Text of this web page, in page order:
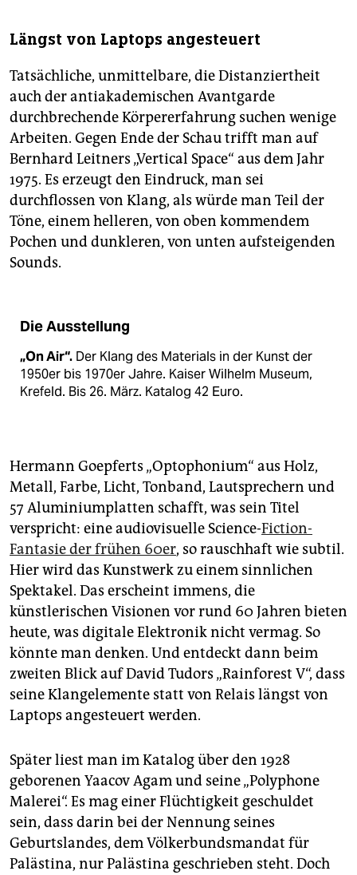
Längst von Laptops angesteuert
Tatsächliche, unmittelbare, die Distanziertheit
auch der antiakademischen Avantgarde
durchbrechende Körpererfahrung suchen wenige
Arbeiten. Gegen Ende der Schau trifft man auf
Bernhard Leitners „Vertical Space“ aus dem Jahr
1975. Es erzeugt den Eindruck, man sei
durchflossen von Klang, als würde man Teil der
Töne, einem helleren, von oben kommendem
Pochen und dunkleren, von unten aufsteigenden
Sounds.
Die Ausstellung
„On Air“. Der Klang des Materials in der Kunst der
1950er bis 1970er Jahre. Kaiser Wilhelm Museum,
Krefeld. Bis 26. März. Katalog 42 Euro.
Hermann Goepferts „Optophonium“ aus Holz,
Metall, Farbe, Licht, Tonband, Lautsprechern und
57 Aluminiumplatten schafft, was sein Titel
verspricht: eine audiovisuelle Science-Fiction-
Fantasie der frühen 60er, so rauschhaft wie subtil.
Hier wird das Kunstwerk zu einem sinnlichen
Spektakel. Das erscheint immens, die
künstlerischen Visionen vor rund 60 Jahren bieten
heute, was digitale Elektronik nicht vermag. So
könnte man denken. Und entdeckt dann beim
zweiten Blick auf David Tudors „Rainforest V“, dass
seine Klangelemente statt von Relais längst von
Laptops angesteuert werden.
Später liest man im Katalog über den 1928
geborenen Yaacov Agam und seine „Polyphone
Malerei“. Es mag einer Flüchtigkeit geschuldet
sein, dass darin bei der Nennung seines
Geburtslandes, dem Völkerbundsmandat für
Palästina, nur Palästina geschrieben steht. Doch